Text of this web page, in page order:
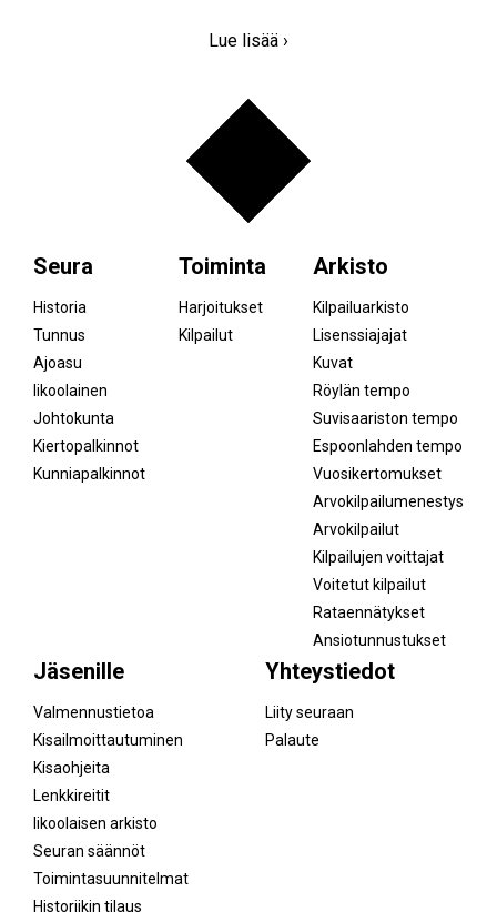
Lue lisää ›
Seura
Historia
Tunnus
Ajoasu
Iikoolainen
Johtokunta
Kiertopalkinnot
Kunniapalkinnot
Toiminta
Harjoitukset
Kilpailut
Arkisto
Kilpailuarkisto
Lisenssiajajat
Kuvat
Röylän tempo
Suvisaariston tempo
Espoonlahden tempo
Vuosikertomukset
Arvokilpailumenestys
Arvokilpailut
Kilpailujen voittajat
Voitetut kilpailut
Rataennätykset
Ansiotunnustukset
Jäsenille
Valmennustietoa
Kisailmoittautuminen
Kisaohjeita
Lenkkireitit
Iikoolaisen arkisto
Seuran säännöt
Toimintasuunnitelmat
Historiikin tilaus
Yhteystiedot
Liity seuraan
Palaute